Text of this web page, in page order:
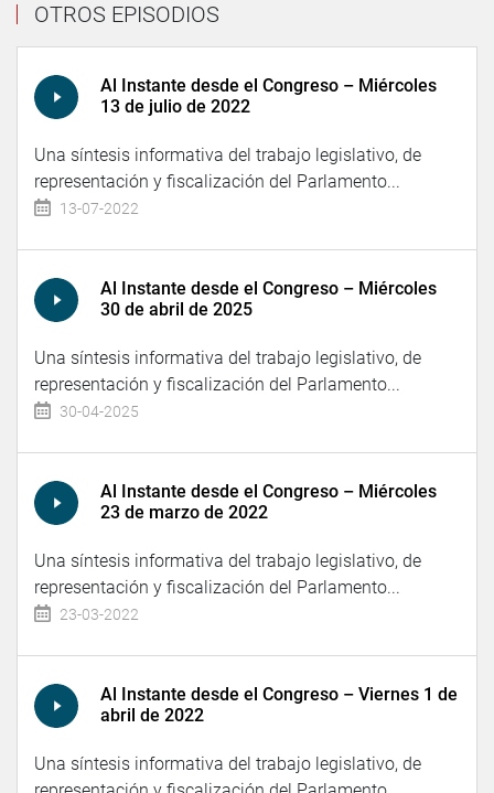
OTROS EPISODIOS
Al Instante desde el Congreso – Miércoles
13 de julio de 2022
Una síntesis informativa del trabajo legislativo, de
representación y fiscalización del Parlamento...
13-07-2022
Al Instante desde el Congreso – Miércoles
30 de abril de 2025
Una síntesis informativa del trabajo legislativo, de
representación y fiscalización del Parlamento...
30-04-2025
Al Instante desde el Congreso – Miércoles
23 de marzo de 2022
Una síntesis informativa del trabajo legislativo, de
representación y fiscalización del Parlamento...
23-03-2022
Al Instante desde el Congreso – Viernes 1 de
abril de 2022
Una síntesis informativa del trabajo legislativo, de